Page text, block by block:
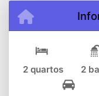
2 quartos 2